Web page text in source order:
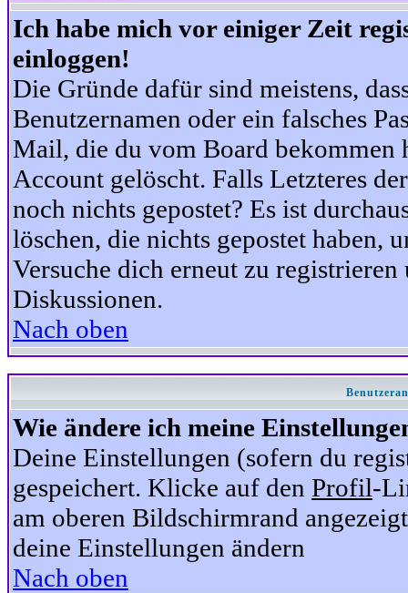
Ich habe mich vor einiger Zeit
einloggen!
Die Gründe dafür sind meistens,
Benutzernamen oder ein falsches
Mail, die du vom Board bekommen
Account gelöscht. Falls Letzteres
noch nichts gepostet? Es ist
löschen, die nichts gepostet haben,
Versuche dich erneut zu
Diskussionen.
Nach oben
Wie ändere ich meine
Deine Einstellungen (sofern du
gespeichert. Klicke auf den Profil-
am oberen Bildschirmrand
deine Einstellungen ändern
Nach oben